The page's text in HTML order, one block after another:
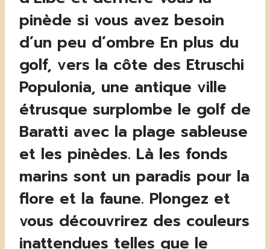
pinède si vous avez besoin
d’un peu d’ombre En plus du
golf, vers la côte des Etruschi
Populonia, une antique ville
étrusque surplombe le golf de
Baratti avec la plage sableuse
et les pinèdes. Là les fonds
marins sont un paradis pour la
flore et la faune. Plongez et
vous découvrirez des couleurs
inattendues telles que le